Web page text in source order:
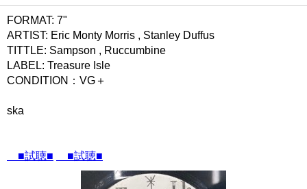
FORMAT: 7"
ARTIST: Eric Monty Morris , Stanley Duffus
TITTLE: Sampson , Ruccumbine
LABEL: Treasure Isle
CONDITION：VG＋
ska
■試聴■ ■試聴■